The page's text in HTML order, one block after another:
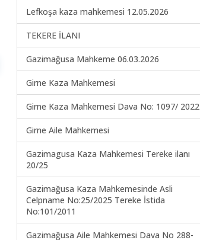
Lefkoşa kaza mahkemesi 12.05.2026
TEKERE İLANI
Gazimağusa Mahkeme 06.03.2026
Girne Kaza Mahkemesi
Girne Kaza Mahkemesi Dava No: 1097/ 2022
Girne Aile Mahkemesi
Gazimagusa Kaza Mahkemesi Tereke ilanı
20/25
Gazimağusa Kaza Mahkemesinde Asli
Celpname No:25/2025 Tereke İstida
No:101/2011
Gazimağusa Aile Mahkemesi Dava No 288-